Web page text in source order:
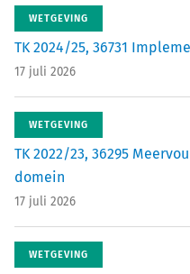
WETGEVING
TK 2024/25, 36731
17 juli 2026
WETGEVING
TK 2022/23, 36295
domein
17 juli 2026
WETGEVING